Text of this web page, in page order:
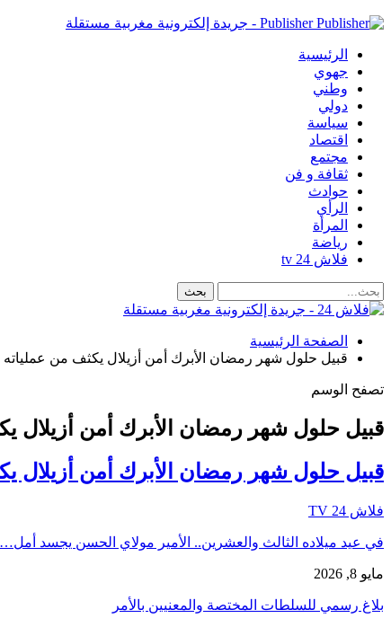
Publisher - جريدة إلكترونية مغربية مستقلة
الرئيسية
جهوي
وطني
دولي
سياسة
اقتصاد
مجتمع
ثقافة و فن
حوادث
الرأي
المرأة
رياضة
فلاش 24 tv
الصفحة الرئيسية
قبيل حلول شهر رمضان الأبرك أمن أزيلال يكثف من عملياته
تصفح الوسم
قبيل حلول شهر رمضان الأبرك أمن أزيلال
قبيل حلول شهر رمضان الأبرك أمن أزيلال
فلاش 24 TV
في عيد ميلاده الثالث والعشرين.. الأمير مولاي الحسن يجسد أمل…
مايو 8, 2026
بلاغ رسمي للسلطات المختصة والمعنيين بالأمر